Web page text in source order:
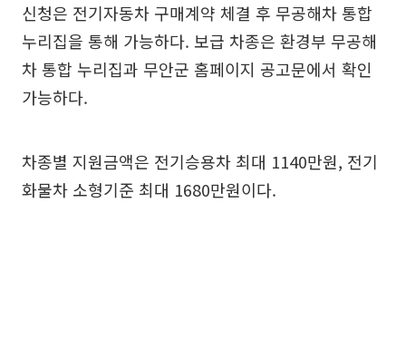
신청은 전기자동차 구매계약 체결 후 무공해차 통합
누리집을 통해 가능하다. 보급 차종은 환경부 무공해
차 통합 누리집과 무안군 홈페이지 공고문에서 확인
가능하다.
차종별 지원금액은 전기승용차 최대 1140만원, 전기
화물차 소형기준 최대 1680만원이다.